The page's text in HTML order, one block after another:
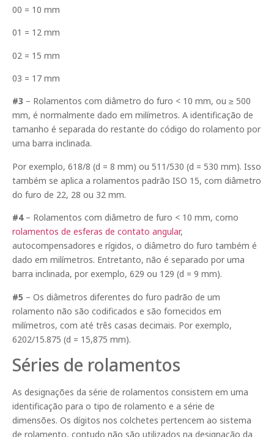
00 = 10 mm
01 = 12 mm
02 = 15 mm
03 = 17 mm
#3 – Rolamentos com diâmetro do furo < 10 mm, ou ≥ 500
mm, é normalmente dado em milímetros. A identificação de
tamanho é separada do restante do código do rolamento por
uma barra inclinada.
Por exemplo, 618/8 (d = 8 mm) ou 511/530 (d = 530 mm). Isso
também se aplica a rolamentos padrão ISO 15, com diâmetro
do furo de 22, 28 ou 32 mm.
#4– Rolamentos com diâmetro de furo < 10 mm, como
rolamentos de esferas de contato angular,
autocompensadores e rígidos, o diâmetro do furo também é
dado em milímetros. Entretanto, não é separado por uma
barra inclinada, por exemplo, 629 ou 129 (d = 9 mm).
#5 – Os diâmetros diferentes do furo padrão de um
rolamento não são codificados e são fornecidos em
milímetros, com até três casas decimais. Por exemplo,
6202/15.875 (d = 15,875 mm).
Séries de rolamentos
As designações da série de rolamentos consistem em uma
identificação para o tipo de rolamento e a série de
dimensões. Os dígitos nos colchetes pertencem ao sistema
de rolamento, contudo não são utilizados na designação da